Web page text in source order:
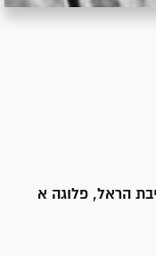
הראל, פלוגה א